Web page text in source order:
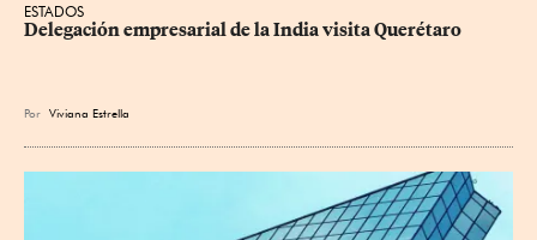
ESTADOS
Delegación empresarial de la India visita Querétaro
Por Viviana Estrella